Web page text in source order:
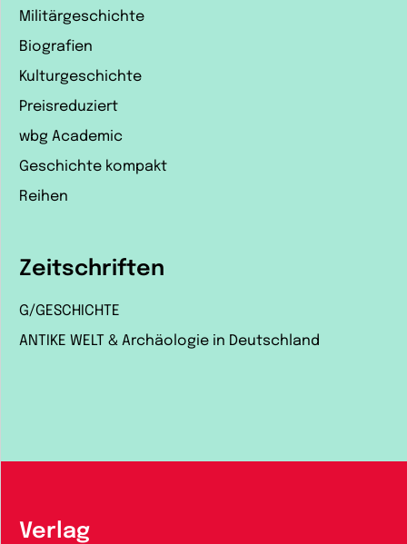
Militärgeschichte
Biografien
Kulturgeschichte
Preisreduziert
wbg Academic
Geschichte kompakt
Reihen
Zeitschriften
G/GESCHICHTE
ANTIKE WELT & Archäologie in Deutschland
Verlag